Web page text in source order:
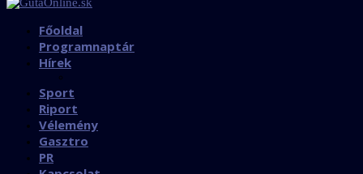
Főoldal
Programnaptár
Hírek
Sport
Riport
Vélemény
Gasztro
PR